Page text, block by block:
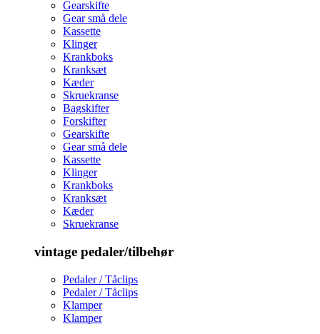
Gearskifte
Gear små dele
Kassette
Klinger
Krankboks
Kranksæt
Kæder
Skruekranse
Bagskifter
Forskifter
Gearskifte
Gear små dele
Kassette
Klinger
Krankboks
Kranksæt
Kæder
Skruekranse
vintage pedaler/tilbehør
Pedaler / Tåclips
Pedaler / Tåclips
Klamper
Klamper